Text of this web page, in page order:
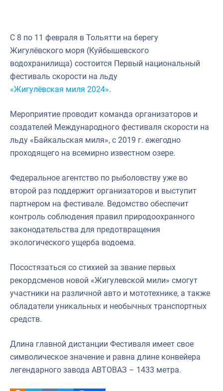
С 8 по 11 февраля в Тольятти на берегу
Жигулёвского моря (Куйбышевского
водохранилища) состоится Первый национальный
фестиваль скорости на льду
«Жигулёвская миля 2024».
Мероприятие проводит команда организаторов и
создателей Международного фестиваля скорости на
льду «Байкальская миля», с 2019 г. ежегодно
проходящего на всемирно известном озере.
Федеральное агентство по рыболовству уже во
второй раз поддержит организаторов и выступит
партнером на фестивале. Ведомство обеспечит
контроль соблюдения правил природоохранного
законодательства для предотвращения
экологического ущерба водоема.
Посостязаться со стихией за звание первых
рекордсменов новой «Жигулевской мили» смогут
участники на различной авто и мототехнике, а также
обладатели уникальных и необычных транспортных
средств.
Длина главной дистанции Фестиваля имеет свое
символическое значение и равна длине конвейера
легендарного завода АВТОВАЗ – 1433 метра.